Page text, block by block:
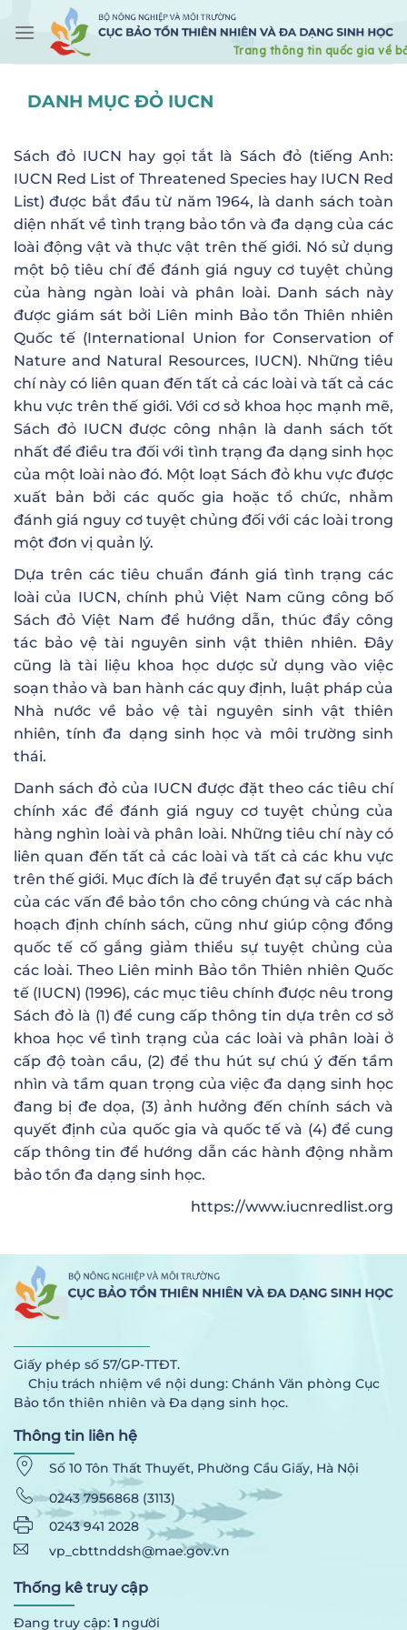
content
DANH MỤC ĐỎ IUCN
Sách đỏ IUCN hay gọi tắt là Sách đỏ (tiếng Anh:
IUCN Red List of Threatened Species hay IUCN Red
List) được bắt đầu từ năm 1964, là danh sách toàn
diện nhất về tình trạng bảo tồn và đa dạng của các
loài động vật và thực vật trên thế giới. Nó sử dụng
một bộ tiêu chí để đánh giá nguy cơ tuyệt chủng
của hàng ngàn loài và phân loài. Danh sách này
được giám sát bởi Liên minh Bảo tồn Thiên nhiên
Quốc tế (International Union for Conservation of
Nature and Natural Resources, IUCN). Những tiêu
chí này có liên quan đến tất cả các loài và tất cả các
khu vực trên thế giới. Với cơ sở khoa học mạnh mẽ,
Sách đỏ IUCN được công nhận là danh sách tốt
nhất để điều tra đối với tình trạng đa dạng sinh học
của một loài nào đó. Một loạt Sách đỏ khu vực được
xuất bản bởi các quốc gia hoặc tổ chức, nhằm
đánh giá nguy cơ tuyệt chủng đối với các loài trong
một đơn vị quản lý.
Dựa trên các tiêu chuẩn đánh giá tình trạng các
loài của IUCN, chính phủ Việt Nam cũng công bố
Sách đỏ Việt Nam để hướng dẫn, thúc đẩy công
tác bảo vệ tài nguyên sinh vật thiên nhiên. Đây
cũng là tài liệu khoa học dược sử dụng vào việc
soạn thảo và ban hành các quy định, luật pháp của
Nhà nước về bảo vệ tài nguyên sinh vật thiên
nhiên, tính đa dạng sinh học và môi trường sinh
thái.
Danh sách đỏ của IUCN được đặt theo các tiêu chí
chính xác để đánh giá nguy cơ tuyệt chủng của
hàng nghìn loài và phân loài. Những tiêu chí này có
liên quan đến tất cả các loài và tất cả các khu vực
trên thế giới. Mục đích là để truyền đạt sự cấp bách
của các vấn đề bảo tồn cho công chúng và các nhà
hoạch định chính sách, cũng như giúp cộng đồng
quốc tế cố gắng giảm thiểu sự tuyệt chủng của
các loài. Theo Liên minh Bảo tồn Thiên nhiên Quốc
tế (IUCN) (1996), các mục tiêu chính được nêu trong
Sách đỏ là (1) để cung cấp thông tin dựa trên cơ sở
khoa học về tình trạng của các loài và phân loài ở
cấp độ toàn cầu, (2) để thu hút sự chú ý đến tầm
nhìn và tầm quan trọng của việc đa dạng sinh học
đang bị đe dọa, (3) ảnh hưởng đến chính sách và
quyết định của quốc gia và quốc tế và (4) để cung
cấp thông tin để hướng dẫn các hành động nhằm
bảo tồn đa dạng sinh học.
https://www.iucnredlist.org
Giấy phép số 57/GP-TTĐT.
Chịu trách nhiệm về nội dung: Chánh Văn phòng Cục
Bảo tồn thiên nhiên và Đa dạng sinh học.
Thông tin liên hệ
Số 10 Tôn Thất Thuyết, Phường Cầu Giấy, Hà Nội
0243 7956868 (3113)
0243 941 2028
vp_cbttnddsh@mae.gov.vn
Thống kê truy cập
Đang truy cập: 1 người